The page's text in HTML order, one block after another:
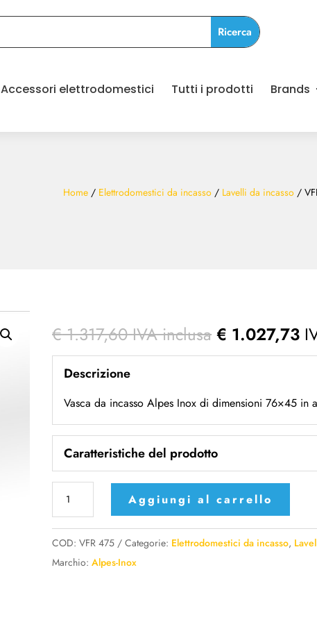
Accessori elettrodomestici Tutti i prodotti Brands
Home/ Elettrodomestici da incasso/ Lavelli da incasso/
€1.317,60 IVA inclusa € 1.027,73
Descrizione
Vasca da incasso Alpes Inox di dimensioni 76×45 in
Caratteristiche del prodotto
AlpesInox
Vasca
da
Aggiungi al carrello
COD:VFR 475 Categorie: Elettrodomestici da incasso,
Marchio:Alpes-Inox